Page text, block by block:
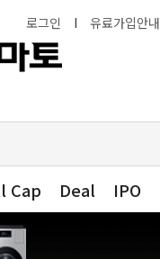
로그인 I 유료가입안내
Cap Deal IPO